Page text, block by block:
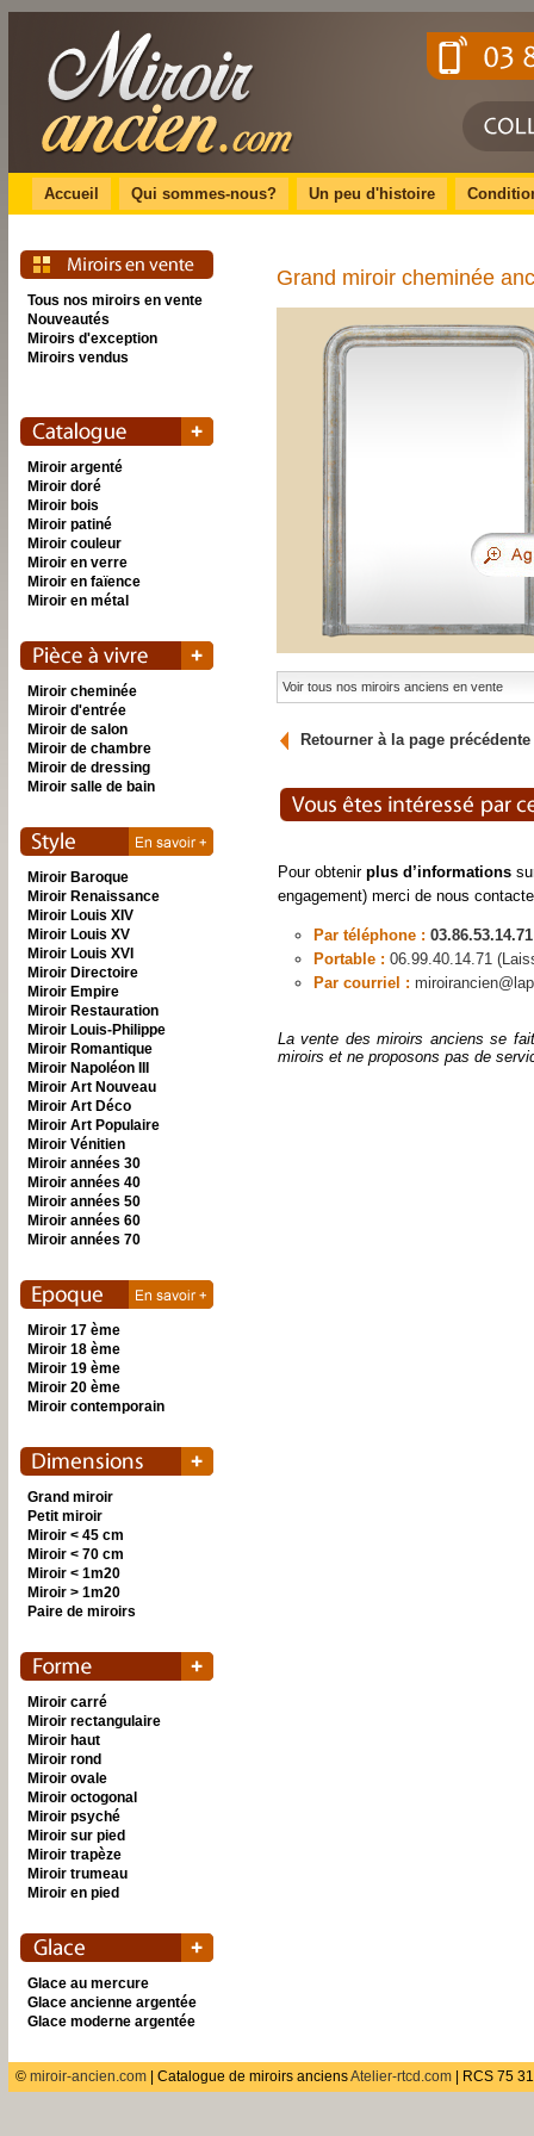
Accueil Qui sommes-nous? Un peu d'histoire
Grand miroir cheminée
Voir tous nos miroirs anciens en vente
Retourner à la page précédente
Pour obtenir plus d’informations
engagement) merci de nous
Par téléphone : 03.86.53.14.71
Portable : 06.99.40.14.71
Par courriel :
La vente des miroirs anciens se
miroirs et ne proposons pas de
Tous nos miroirs en vente
Nouveautés
Miroirs d'exception
Miroirs vendus
Miroir argenté
Miroir doré
Miroir bois
Miroir patiné
Miroir couleur
Miroir en verre
Miroir en faïence
Miroir en métal
Miroir cheminée
Miroir d'entrée
Miroir de salon
Miroir de chambre
Miroir de dressing
Miroir salle de bain
Miroir Baroque
Miroir Renaissance
Miroir Louis XIV
Miroir Louis XV
Miroir Louis XVI
Miroir Directoire
Miroir Empire
Miroir Restauration
Miroir Louis-Philippe
Miroir Romantique
Miroir Napoléon III
Miroir Art Nouveau
Miroir Art Déco
Miroir Art Populaire
Miroir Vénitien
Miroir années 30
Miroir années 40
Miroir années 50
Miroir années 60
Miroir années 70
Miroir 17 ème
Miroir 18 ème
Miroir 19 ème
Miroir 20 ème
Miroir contemporain
Grand miroir
Petit miroir
Miroir < 45 cm
Miroir < 70 cm
Miroir < 1m20
Miroir > 1m20
Paire de miroirs
Miroir carré
Miroir rectangulaire
Miroir haut
Miroir rond
Miroir ovale
Miroir octogonal
Miroir psyché
Miroir sur pied
Miroir trapèze
Miroir trumeau
Miroir en pied
Glace au mercure
Glace ancienne argentée
Glace moderne argentée
© miroir-ancien.com| Catalogue de miroirs anciensAtelier-rtcd.com| RCS 75